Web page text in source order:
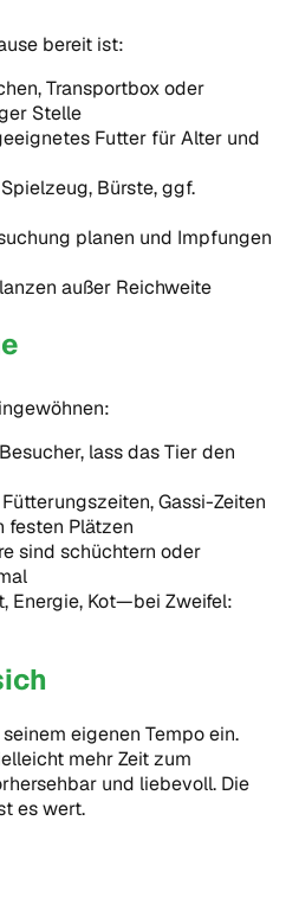
bereit ist:
Transportbox oder
Stelle
Futter für Alter und
Bürste, ggf.
planen und Impfungen
außer Reichweite
lass das Tier den
Gassi-Zeiten
festen Plätzen
sind schüchtern oder
Energie, Kot—bei Zweifel:
eigenen Tempo ein.
mehr Zeit zum
und liebevoll. Die
es wert.